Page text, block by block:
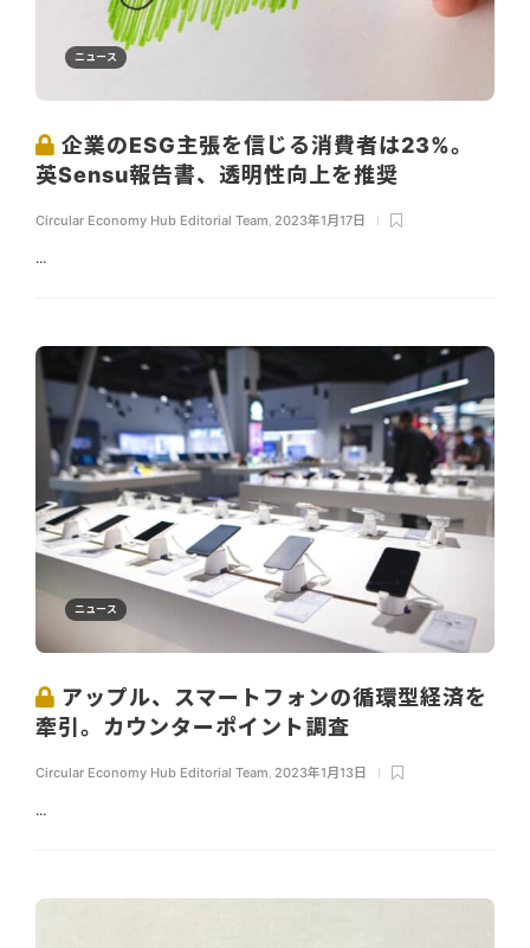
ニュース
企業のESG主張を信じる消費者は23%。
英Sensu報告書、透明性向上を推奨
Circular Economy Hub Editorial Team 2023年1月17日
...
ニュース
アップル、スマートフォンの循環型経済を
牽引。カウンターポイント調査
Circular Economy Hub Editorial Team 2023年1月13日
...